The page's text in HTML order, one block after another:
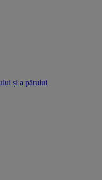
și a părului